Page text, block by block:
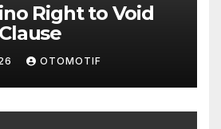
Right to Void
OTOMOTIF